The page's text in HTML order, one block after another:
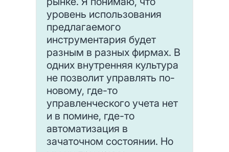
уровень использования
предлагаемого
инструментария будет
разным в разных фирмах. В
одних внутренняя культура
не позволит управлять по-
новому, где-то
управленческого учета нет
и в помине, где-то
автоматизация в
зачаточном состоянии. Но